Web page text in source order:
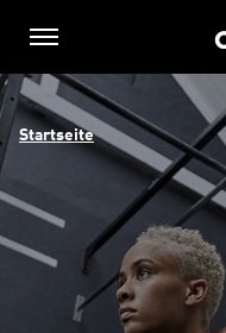
Startseite